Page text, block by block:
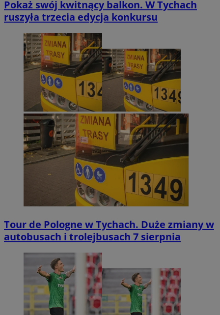
Pokaż swój kwitnący balkon. W Tychach
ruszyła trzecia edycja konkursu
Tour de Pologne w Tychach. Duże zmiany w
autobusach i trolejbusach 7 sierpnia